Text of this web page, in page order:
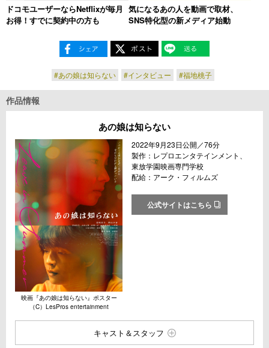
ドコモユーザーならNetflixが毎月
お得！すでに契約中の方も
気になるあの人を動画で取材、
SNS特化型の新メディア始動
#あの娘は知らない #インタビュー #福地桃子
作品情報
あの娘は知らない
映画『あの娘は知らない』ポスター
（C）LesPros entertainment
2022年9月23日公開／76分
製作：レプロエンタテインメント、
東放学園映画専門学校
配給：アーク・フィルムズ
公式サイトはこちら
キャスト＆スタッフ